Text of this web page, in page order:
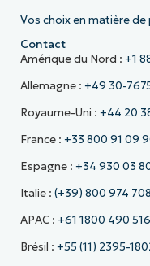
Vos choix en matière
Contact
Amérique du Nord : +1
Allemagne : +49 30-
Royaume-Uni : +44 20
France : +33 800 91 09
Espagne : +34 930 03
Italie : (+39) 800 974 708
APAC : +61 1800 490 516
Brésil : +55 (11) 2395-